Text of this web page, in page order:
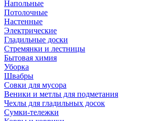
Напольные
Потолочные
Настенные
Электрические
Гладильные доски
Стремянки и лестницы
Бытовая химия
Уборка
Швабры
Совки для мусора
Веники и метлы для подметания
Чехлы для гладильных досок
Сумки-тележки